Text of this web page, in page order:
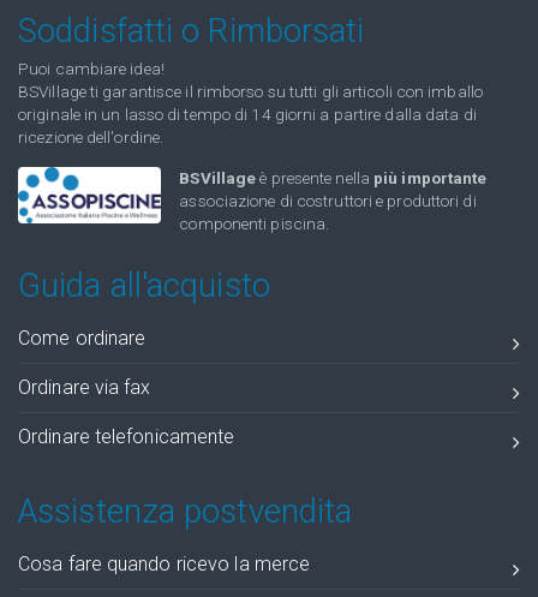
Soddisfatti o Rimborsati
Puoi cambiare idea!
BSVillage ti garantisce il rimborso su tutti gli articoli con imballo
originale in un lasso di tempo di 14 giorni a partire dalla data di
ricezione dell'ordine.
BSVillageè presente nella più importante
associazione di costruttori e produttori di
componenti piscina.
Guida all'acquisto
Come ordinare
Ordinare via fax
Ordinare telefonicamente
Assistenza postvendita
Cosa fare quando ricevo la merce